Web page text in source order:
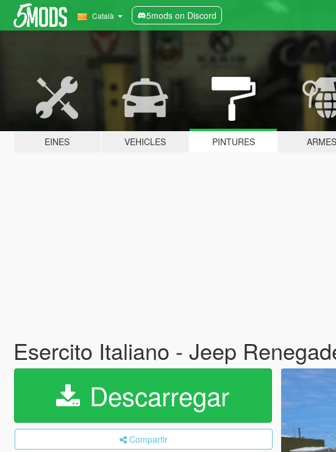
Català 5mods on Discord
EINES VEHICLES PINTURES ARMES
Esercito Italiano - Jeep
Descarregar
Compartir